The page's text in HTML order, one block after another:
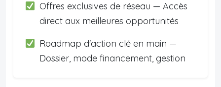
Offres exclusives de réseau — Accès
direct aux meilleures opportunités
Roadmap d'action clé en main —
Dossier, mode financement, gestion